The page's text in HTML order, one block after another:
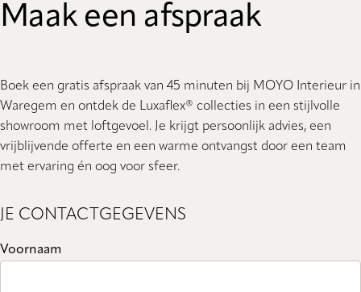
Maak een afspraak
Boek een gratis afspraak van 45 minuten bij MOYO Interieur in
Waregem en ontdek de Luxaflex® collecties in een stijlvolle
showroom met loftgevoel. Je krijgt persoonlijk advies, een
vrijblijvende offerte en een warme ontvangst door een team
met ervaring én oog voor sfeer.
JE CONTACTGEGEVENS
Voornaam